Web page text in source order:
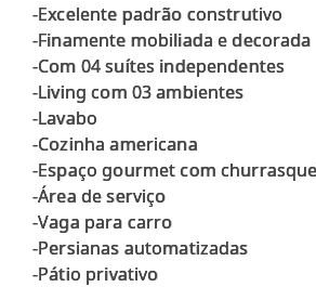
-Excelente padrão construtivo
-Finamente mobiliada e decorada
-Com 04 suítes independentes
-Living com 03 ambientes
-Lavabo
-Cozinha americana
-Espaço gourmet com
-Área de serviço
-Vaga para carro
-Persianas automatizadas
-Pátio privativo